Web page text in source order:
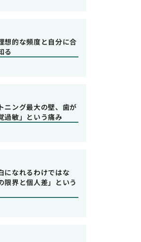
想的な頻度と自分に合
る
ニング最大の壁、歯が
過敏」という痛み
になれるわけではな
限界と個人差」という